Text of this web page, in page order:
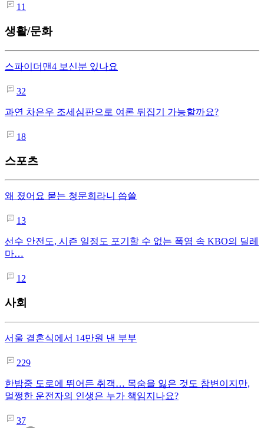
11
생활/문화
스파이더맨4 보신분 있나요
32
과연 차은우 조세심판으로 여론 뒤집기 가능할까요?
18
스포츠
왜 졌어요 묻는 청문회라니 씁쓸
13
선수 안전도, 시즌 일정도 포기할 수 없는 폭염 속 KBO의 딜레
마…
12
사회
서울 결혼식에서 14만원 낸 부부
229
한밤중 도로에 뛰어든 취객… 목숨을 잃은 것도 참변이지만,
멀쩡한 운전자의 인생은 누가 책임지나요?
37